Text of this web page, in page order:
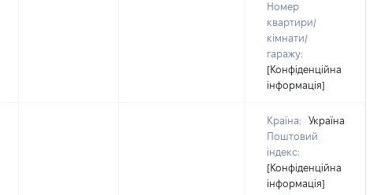
Номер
квартири/
кімнати/
гаражу:
[Конфіденційна
інформація]
Країна:
Україна
Поштовий
індекс:
[Конфіденційна
інформація]